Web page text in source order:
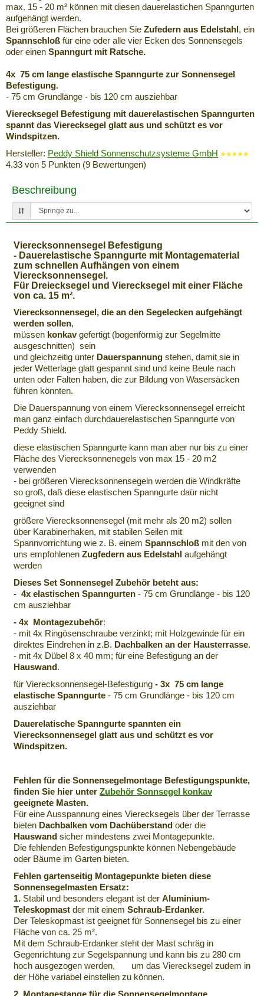
max. 15 - 20 m² können mit diesen dauerelastichen Spanngurten
aufgehängt werden.
Bei größeren Flächen brauchen Sie Zufedern aus Edelstahl, ein
Spannschloß für eine oder alle vier Ecken des Sonnensegels
oder einen Spanngurt mit Ratsche.
4x 75 cm lange elastische Spanngurte zur Sonnensegel
Befestigung.
- 75 cm Grundlänge - bis 120 cm ausziehbar
Vierecksegel Befestigung mit dauerelastischen Spanngurten
spannt das Vierecksegel glatt aus und schützt es vor
Windspitzen.
Hersteller: Peddy Shield Sonnenschutzsysteme GmbH
4.33 von 5 Punkten (9 Bewertungen)
Beschreibung
Vierecksonnensegel Befestigung
- Dauerelastische Spanngurte mit Montagematerial
zum schnellen Aufhängen von einem
Vierecksonnensegel.
Für Dreiecksegel und Vierecksegel mit einer Fläche
von ca. 15 m².
Vierecksonnensegel, die an den Segelecken aufgehängt
werden sollen,
müssen konkavgefertigt (bogenförmig zur Segelmitte
ausgeschnitten) sein
und gleichzeitig unter Dauerspannung stehen, damit sie in
jeder Wetterlage glatt gespannt sind und keine Beule nach
unten oder Falten haben, die zur Bildung von Wasersäcken
führen könnten.
Die Dauerspannung von einem Vierecksonnensegel erreicht
man ganz einfach durchdauerelastischen Spanngurte von
Peddy Shield.
diese elastischen Spanngurte kann man aber nur bis zu einer
Fläche des Vierecksonnenegels von max 15 - 20 m2
verwenden
- bei größeren Vierecksonnensegeln werden die Windkräfte
so groß, daß diese elastischen Spanngurte daür nicht
geeignet sind
größere Vierecksonnensegel (mit mehr als 20 m2) sollen
über Karabinerhaken, mit stabilen Seilen mit
Spannvorrichtung wie z. B. einem Spannschloß mit den von
uns empfohlenen Zugfedern aus Edelstahl aufgehängt
werden
Dieses Set Sonnensegel Zubehör beteht aus:
- 4x elastischen Spanngurten - 75 cm Grundlänge - bis 120
cm ausziehbar
- 4x Montagezubehör:
- mit 4x Ringösenschraube verzinkt; mit Holzgewinde für ein
direktes Eindrehen in z.B. Dachbalken an der Hausterrasse.
- mit 4x Dübel 8 x 40 mm; für eine Befestigung an der
Hauswand.
für Vierecksonnensegel-Befestigung - 3x 75 cm lange
elastische Spanngurte - 75 cm Grundlänge - bis 120 cm
ausziehbar
Dauerelatische Spanngurte spannten ein
Vierecksonnensegel glatt aus und schützt es vor
Windspitzen.
Fehlen für die Sonnensegelmontage Befestigungspunkte,
finden Sie hier unter Zubehör Sonnsegel konkav
geeignete Masten.
Für eine Ausspannung eines Vierecksegels über der Terrasse
bieten Dachbalken vom Dachüberstand oder die
Hauswand sicher mindestens zwei Montagepunkte.
Die fehlenden Befestigungspunkte können Nebengebäude
oder Bäume im Garten bieten.
Fehlen gartenseitig Montagepunkte bieten diese
Sonnensegelmasten Ersatz:
1. Stabil und besonders elegant ist der Aluminium-
Teleskopmast der mit einem Schraub-Erdanker.
Der Teleskopmast ist geeignet für Sonnensegel bis zu einer
Fläche von ca. 25 m².
Mit dem Schraub-Erdanker steht der Mast schräg in
Gegenrichtung zur Segelspannung und kann bis zu 280 cm
hoch ausgezogen werden, um das Vierecksegel zudem in
der Höhe variabel einstellen zu können.
2. Montagestange für die Sonnensegelmontage.